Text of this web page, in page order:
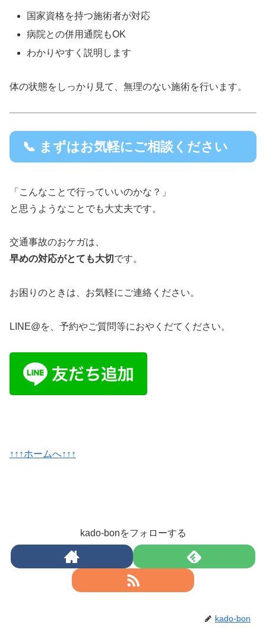
国家資格を持つ施術者が対応
病院との併用通院もOK
わかりやすく説明します
体の状態をしっかり見て、無理のない施術を行います。
📞 まずはお気軽にご相談ください
「こんなことで行っていいのかな？」
と思うようなことでも大丈夫です。
交通事故のおケガは、
早めの対応がとても大切 です。
お困りのときは、お気軽にご連絡ください。
LINE@を、予約やご質問等におやくだてください。
↑↑↑ホームへ↑↑↑
kado-bonをフォローする
kado-bon